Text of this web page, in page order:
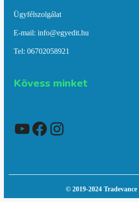
Ügyfélszolgálat
E-mail: info@egyedit.hu
Tel: 06702058921
Kövess minket
YouTube
Facebook
Instagram
© 2019-2024